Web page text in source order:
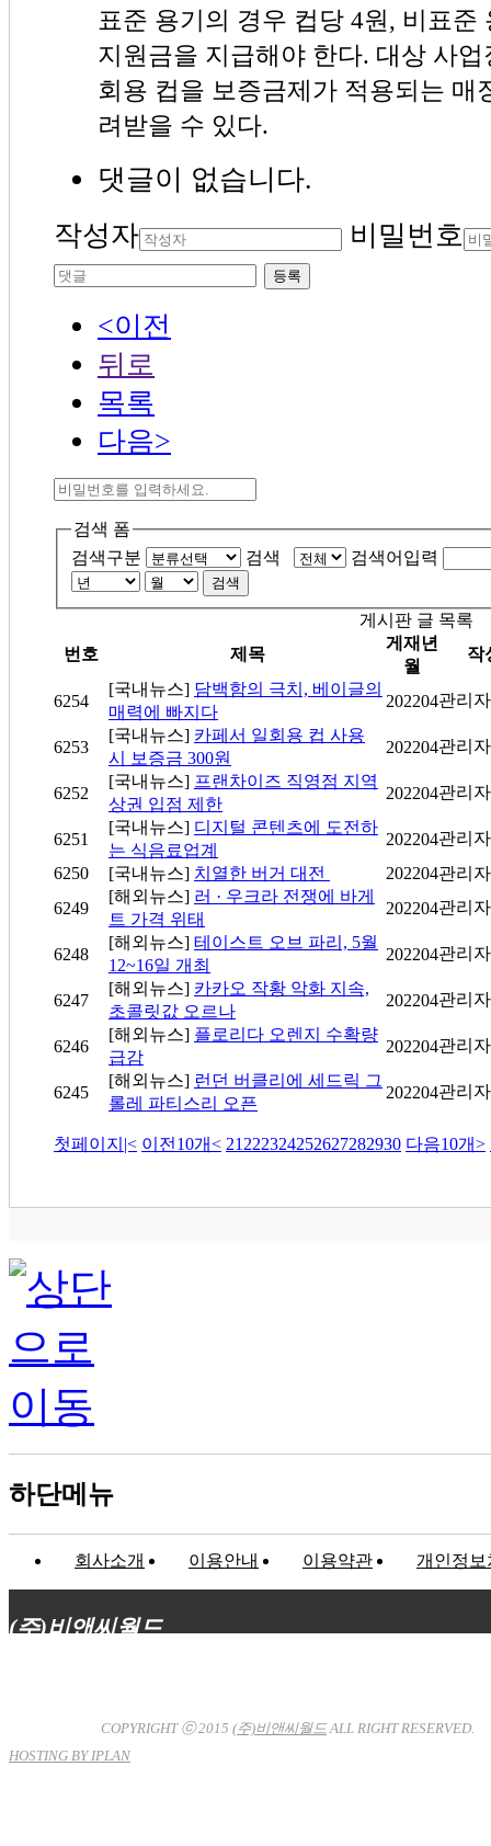
표준 용기의 경우 컵당 4원, 비표준
지원금을 지급해야 한다. 대상 사
회용 컵을 보증금제가 적용되는 매
려받을 수 있다.
댓글이 없습니다.
작성자
비밀번호
등록
<이전
뒤로
목록
다음>
검색 폼
검색구분
검색 검색어입력
검색
게시판 글 목록
번호
제목
게재년
월
작
6254
[국내뉴스] 담백함의 극치, 베이글의
매력에 빠지다
202204관리자
6253
[국내뉴스] 카페서 일회용 컵 사용
시 보증금 300원
202204관리자
6252
[국내뉴스] 프랜차이즈 직영점 지역
상권 입점 제한
202204관리자
6251
[국내뉴스] 디지털 콘텐츠에 도전하
는 식음료업계
202204관리자
6250
[국내뉴스] 치열한 버거 대전 202204관리자
6249
[해외뉴스] 러 · 우크라 전쟁에 바게
트 가격 위태
202204관리자
6248
[해외뉴스] 테이스트 오브 파리, 5월
12~16일 개최
202204관리자
6247
[해외뉴스] 카카오 작황 악화 지속,
초콜릿값 오르나
202204관리자
6246
[해외뉴스] 플로리다 오렌지 수확량
급감
202204관리자
6245
[해외뉴스] 런던 버클리에 세드릭 그
롤레 파티스리 오픈
202204관리자
첫페이지 |< 이전10개< 21 222324252627282930 다음10개>
하단메뉴
회사소개 이용안내 이용약관 개인정보
(주)비앤씨월드
COPYRIGHT ⓒ 2015 (주)비앤씨월드ALL RIGHT RESERVED.
HOSTING BY IPLAN